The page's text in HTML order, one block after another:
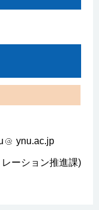
ynu.ac.jp
ーション推進課)